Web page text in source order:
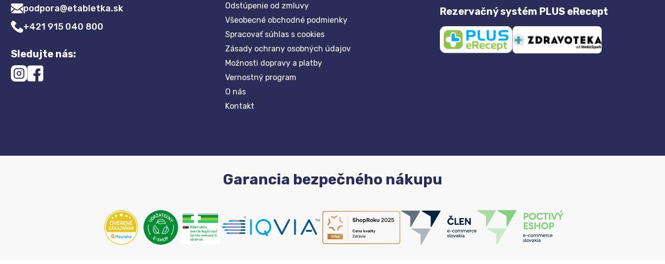
podpora@etabletka.sk
+421 915 040 800
Sledujte nás:
Odstúpenie od zmluvy
Všeobecné obchodné podmienky
Spracovať súhlas s cookies
Zásady ochrany osobných údajov
Možnosti dopravy a platby
Vernostný program
O nás
Kontakt
Rezervačný systém PLUS eRecept
Garancia bezpečného nákupu